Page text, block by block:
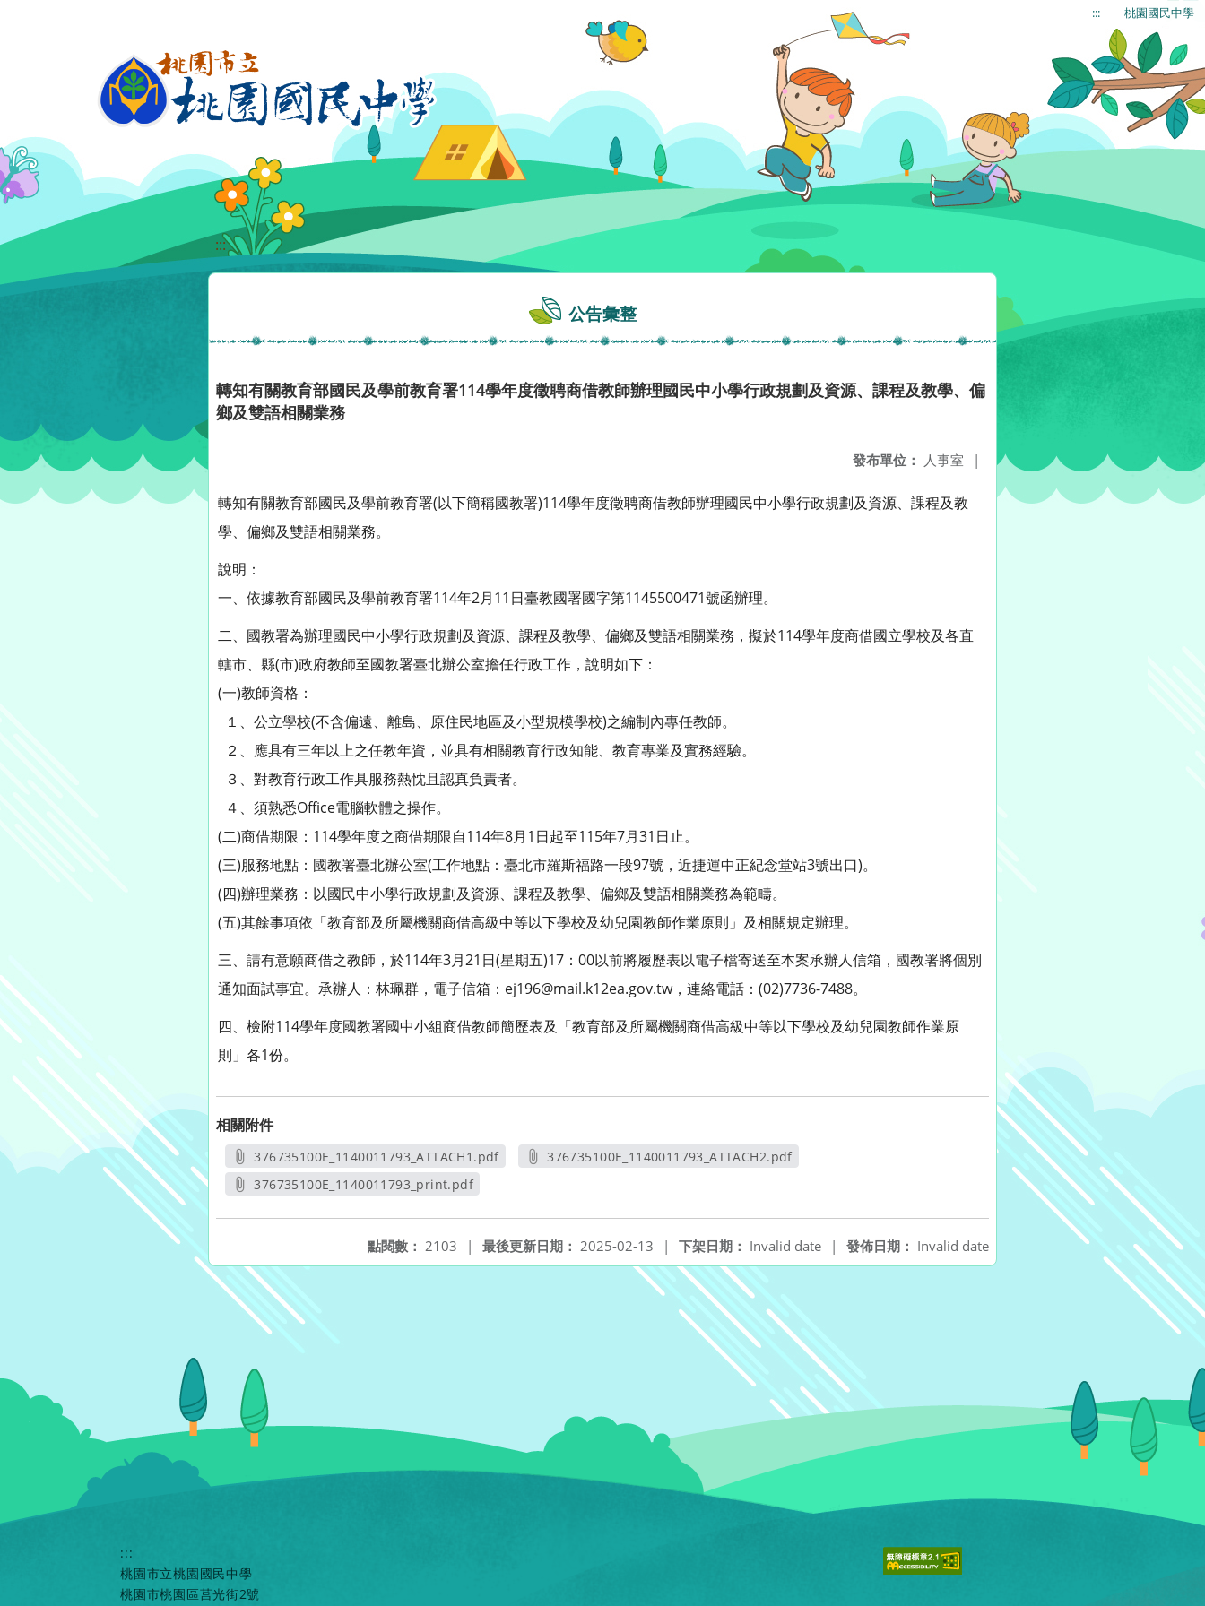
::: 桃園國民中學
:::
公告彙整
轉知有關教育部國民及學前教育署114學年度徵聘商借教師辦理國民中小學行政規劃及資源、課程及教學、偏
鄉及雙語相關業務
發布單位： 人事室 |
轉知有關教育部國民及學前教育署(以下簡稱國教署)114學年度徵聘商借教師辦理國民中小學行政規劃及資源、課程及教
學、偏鄉及雙語相關業務。
說明：
一、依據教育部國民及學前教育署114年2月11日臺教國署國字第1145500471號函辦理。
二、國教署為辦理國民中小學行政規劃及資源、課程及教學、偏鄉及雙語相關業務，擬於114學年度商借國立學校及各直
轄市、縣(市)政府教師至國教署臺北辦公室擔任行政工作，說明如下：
(一)教師資格：
１、公立學校(不含偏遠、離島、原住民地區及小型規模學校)之編制內專任教師。
２、應具有三年以上之任教年資，並具有相關教育行政知能、教育專業及實務經驗。
３、對教育行政工作具服務熱忱且認真負責者。
４、須熟悉Office電腦軟體之操作。
(二)商借期限：114學年度之商借期限自114年8月1日起至115年7月31日止。
(三)服務地點：國教署臺北辦公室(工作地點：臺北市羅斯福路一段97號，近捷運中正紀念堂站3號出口)。
(四)辦理業務：以國民中小學行政規劃及資源、課程及教學、偏鄉及雙語相關業務為範疇。
(五)其餘事項依「教育部及所屬機關商借高級中等以下學校及幼兒園教師作業原則」及相關規定辦理。
三、請有意願商借之教師，於114年3月21日(星期五)17：00以前將履歷表以電子檔寄送至本案承辦人信箱，國教署將個別
通知面試事宜。承辦人：林珮群，電子信箱：ej196@mail.k12ea.gov.tw，連絡電話：(02)7736-7488。
四、檢附114學年度國教署國中小組商借教師簡歷表及「教育部及所屬機關商借高級中等以下學校及幼兒園教師作業原
則」各1份。
相關附件
376735100E_1140011793_ATTACH1.pdf
另開新視窗
376735100E_1140011793_ATTACH2.pdf
376735100E_1140011793_print.pdf
發佈日期： Invalid date
下架日期： Invalid date |
最後更新日期： 2025-02-13 |
點閱數： 2103 |
:::
桃園市立桃園國民中學
桃園市桃園區莒光街2號